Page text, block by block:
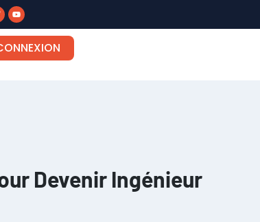
Devenir Ingénieur